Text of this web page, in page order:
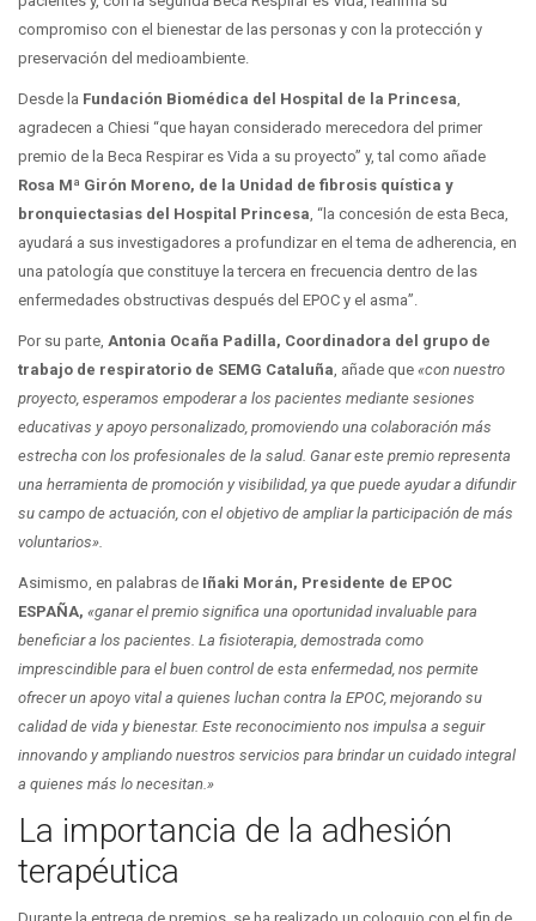
compromiso con el bienestar de las personas y con la protección y
preservación del medioambiente.
Desde la Fundación Biomédica del Hospital de la Princesa,
agradecen a Chiesi “que hayan considerado merecedora del primer
premio de la Beca Respirar es Vida a su proyecto” y, tal como añade
Rosa Mª Girón Moreno, de la Unidad de fibrosis quística y
bronquiectasias del Hospital Princesa, “la concesión de esta Beca,
ayudará a sus investigadores a profundizar en el tema de adherencia, en
una patología que constituye la tercera en frecuencia dentro de las
enfermedades obstructivas después del EPOC y el asma”.
Por su parte, Antonia Ocaña Padilla, Coordinadora del grupo de
trabajo de respiratorio de SEMG Cataluña, añade que «con nuestro
proyecto, esperamos empoderar a los pacientes mediante sesiones
educativas y apoyo personalizado, promoviendo una colaboración más
estrecha con los profesionales de la salud. Ganar este premio representa
una herramienta de promoción y visibilidad, ya que puede ayudar a difundir
su campo de actuación, con el objetivo de ampliar la participación de más
voluntarios».
Asimismo, en palabras de Iñaki Morán, Presidente de EPOC
ESPAÑA, «ganar el premio significa una oportunidad invaluable para
beneficiar a los pacientes. La fisioterapia, demostrada como
imprescindible para el buen control de esta enfermedad, nos permite
ofrecer un apoyo vital a quienes luchan contra la EPOC, mejorando su
calidad de vida y bienestar. Este reconocimiento nos impulsa a seguir
innovando y ampliando nuestros servicios para brindar un cuidado integral
a quienes más lo necesitan.»
La importancia de la adhesión
terapéutica